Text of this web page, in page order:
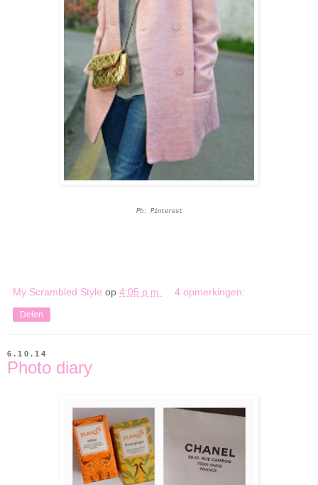
Ph: Pinterest
My Scrambled Style op 4:05 p.m. 4 opmerkingen:
Delen
6.10.14
Photo diary